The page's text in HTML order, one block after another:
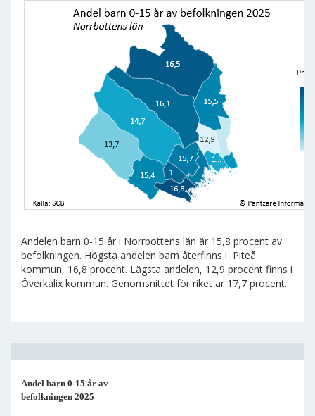
Andelen barn 0-15 år i Norrbottens län är 15,8 procent av
befolkningen. Högsta andelen barn återfinns i Piteå
kommun, 16,8 procent. Lägsta andelen, 12,9 procent finns i
Överkalix kommun. Genomsnittet för riket är 17,7 procent.
Andel barn 0-15 år av
befolkningen 2025